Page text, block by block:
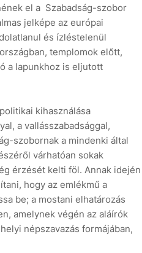
el a Szabadság-szobor
jelképe az európai
és ízléstelenül
templomok előtt,
a lapunkhoz is eljutott
kihasználása
a vallásszabadsággal,
szobornak a mindenki által
várhatóan sokak
érzését kelti föl. Annak idején
hogy az emlékmű a
be; a mostani elhatározás
amelynek végén az aláírók
népszavazás formájában,